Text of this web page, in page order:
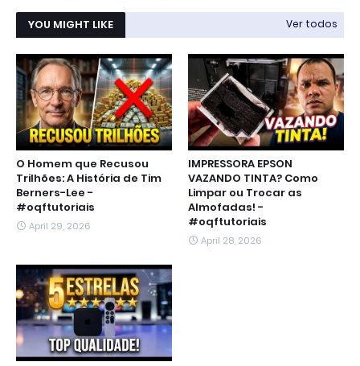
YOU MIGHT LIKE Ver todos
O Homem que Recusou
Trilhões: A História de Tim
Berners-Lee -
#oqftutoriais
April 29, 2026
IMPRESSORA EPSON
VAZANDO TINTA? Como
Limpar ou Trocar as
Almofadas! -
#oqftutoriais
April 28, 2026